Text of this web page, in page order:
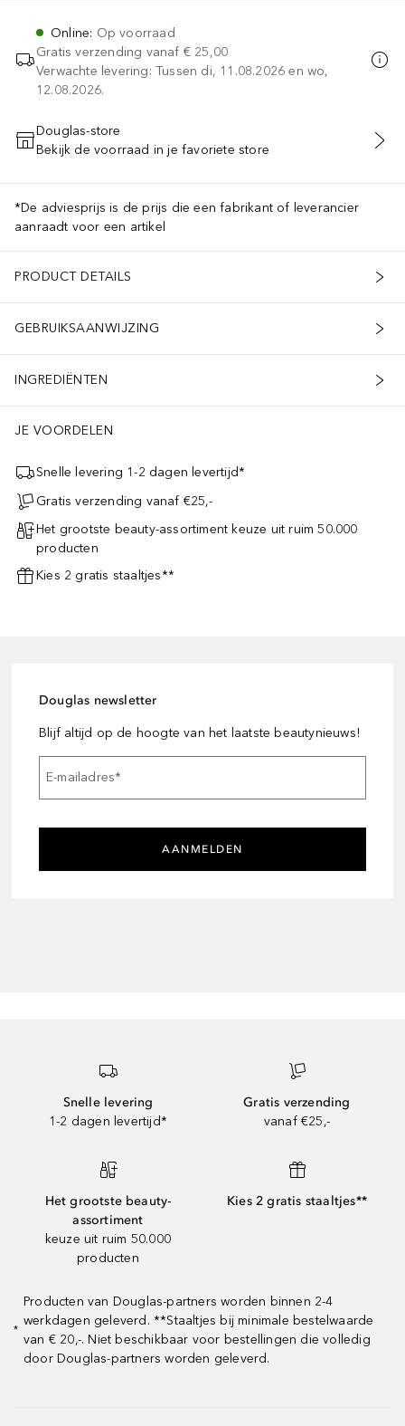
Online: Op voorraad
Gratis verzending vanaf € 25,00
Verwachte levering: Tussen di, 11.08.2026 en wo,
12.08.2026.
VOEG TOE AAN WINKELMANDJE
Douglas-store
Bekijk de voorraad in je favoriete store
*De adviesprijs is de prijs die een fabrikant of leverancier
aanraadt voor een artikel
PRODUCT DETAILS
GEBRUIKSAANWIJZING
INGREDIËNTEN
JE VOORDELEN
Snelle levering 1-2 dagen levertijd*
Gratis verzending vanaf €25,-
Het grootste beauty-assortiment keuze uit ruim 50.000
producten
Kies 2 gratis staaltjes**
Douglas newsletter
Blijf altijd op de hoogte van het laatste beautynieuws!
E-mailadres*
AANMELDEN
Snelle levering
1-2 dagen levertijd*
Gratis verzending
vanaf €25,-
Het grootste beauty-
assortiment
keuze uit ruim 50.000
producten
Kies 2 gratis staaltjes**
*
Producten van Douglas-partners worden binnen 2-4
werkdagen geleverd. **Staaltjes bij minimale bestelwaarde
van € 20,-. Niet beschikbaar voor bestellingen die volledig
door Douglas-partners worden geleverd.